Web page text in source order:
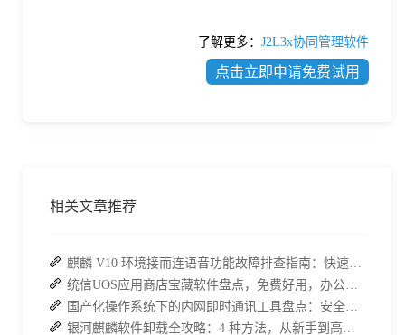
了解更多： J2L3x协同管理软件
点击立即申请免费试用
相关文章推荐